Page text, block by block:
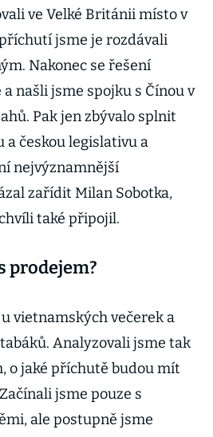
ve Velké Británii místo v
jsme je rozdávali
Nakonec se řešení
našli jsme spojku s Čínou v
Pak jen zbývalo splnit
a českou legislativu a
nejvýznamnější
zařídit Milan Sobotka,
také připojil.
prodejem?
vietnamských večerek a
Analyzovali jsme tak
o jaké příchutě budou mít
jsme pouze s
ale postupně jsme